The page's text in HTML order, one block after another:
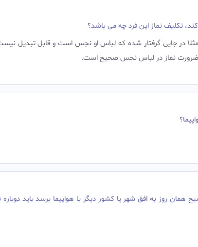
تکلیف نماز این فرد چه می باشد؟
در جايى گرفتار شده كه لباس او نجس است و قابل تبديل
ضرورت نماز در لباس نجس صحيح است.‌
روز به افق شهر یا کشور دیگر با هواپیما برسد باید دوباره